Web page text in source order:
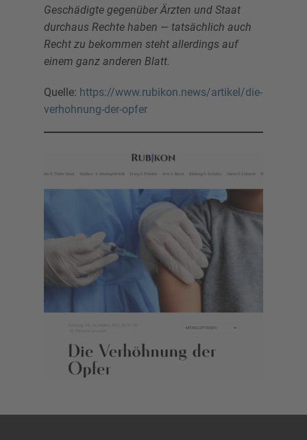
Geschädigte gegenüber Ärzten und Staat
durchaus Rechte haben — tatsächlich auch
Recht zu bekommen steht allerdings auf
einem ganz anderen Blatt.
Quelle: https://www.rubikon.news/artikel/die-
verhohnung-der-opfer